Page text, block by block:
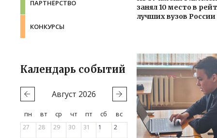
ПАРТНЁРСТВО
КОНКУРСЫ
Календарь событий
Август 2026
пн вт ср чт пт сб
вс
27
28 29 30 31 1
2
занял 10 место в
лучших вузов России